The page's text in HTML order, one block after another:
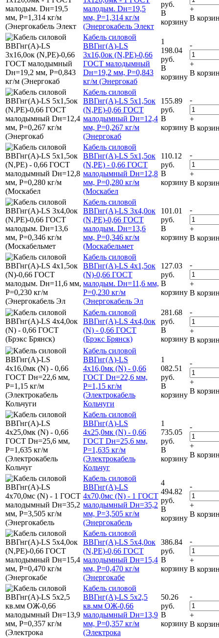
малодым. Dн=19,5
мм, Р=1,314 кг/м
(Энергокабель Элект
руб.
В
корзину
+
В
Кабель силовой
ВВГнг(А)-LS
3х16,0ок (N,PE)-0,66
ГОСТ малодымный
Dн=19,2 мм, Р=0,843
кг/м (Энергокаб
1
198.04
руб.
В
корзину
-
+
В
Кабель силовой
ВВГнг(А)-LS 5х1,5ок
(N,PE)-0,66 ГОСТ
малодымный Dн=12,4
мм, Р=0,267 кг/м
(Энергокаб
155.89
руб.
В
корзину
-
+
В
Кабель силовой
ВВГнг(А)-LS 5х1,5ок
(N,PE) - 0,66 ГОСТ
малодымный Dн=12,8
мм, Р=0,280 кг/м
(Москабел
110.12
руб.
В
корзину
-
+
В
Кабель силовой
ВВГнг(А)-LS 3х4,0ок
(N,PE)-0,66 ГОСТ
малодым. Dн=13,6
мм, Р=0,346 кг/м
(Москабельмет
101.01
руб.
В
корзину
-
+
В
Кабель силовой
ВВГнг(А)-LS 4х1,5ок
(N)-0,66 ГОСТ
малодым. Dн=11,6 мм,
Р=0,230 кг/м
(Энергокабель Эл
127.03
руб.
В
корзину
-
+
В
Кабель силовой
ВВГнг(А)-LS 4х4,0ок
(N) - 0,66 ГОСТ
(Брэкс Брянск)
281.68
руб.
В
корзину
-
+
В
Кабель силовой
ВВГнг(А)-LS
4х16,0мк (N) - 0,66
ГОСТ Dн=22,6 мм,
Р=1,15 кг/м
(Электрокабель
Кольчуги
1
082.51
руб.
В
корзину
-
+
В
Кабель силовой
ВВГнг(А)-LS
4х25,0мк (N) - 0,66
ГОСТ Dн=25,6 мм,
Р=1,635 кг/м
(Электрокабель
Кольчуг
1
735.05
руб.
В
корзину
-
+
В
Кабель силовой
ВВГнг(А)-LS
4х70,0мс (N) - 1 ГОСТ
малодымный Dн=35,2
мм, Р=3,505 кг/м
(Энергокабель
4
494.82
руб.
В
корзину
-
+
В
Кабель силовой
ВВГнг(А)-LS 5х4,0ок
(N,PE)-0,66 ГОСТ
малодымный Dн=15,4
мм, Р=0,470 кг/м
(Энергокабе
386.84
руб.
В
корзину
-
+
В
Кабель силовой
ВВГнг(А)-LS 5х2,5
кв.мм ОЖ-0,66
малодымный Dн=13,9
мм, Р=0,357 кг/м
(Электрока
50.26
руб.
В
корзину
-
+
В